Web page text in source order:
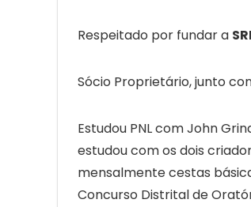
Respeitado por fundar a
Sócio Proprietário, junto
Estudou PNL com John
estudou com os dois
mensalmente cestas
Concurso Distrital de